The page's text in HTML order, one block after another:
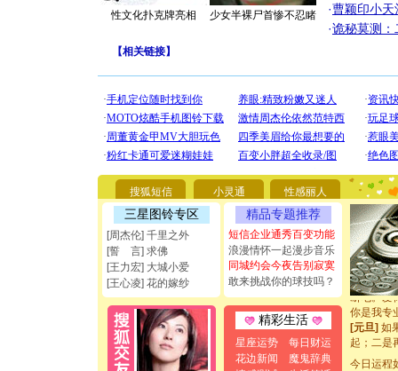
性文化扑克牌亮相 少女半裸尸首惨不忍睹
·曹颖印小天
·诡秘莫测：
【相关链接】
搜狐短信 小灵通 性感丽人
三星图铃专区
[周杰伦] 千里之外
[誓 言] 求佛
[王力宏] 大城小爱
[王心凌] 花的嫁纱
精品专题推荐
短信企业通秀百变功能
浪漫情怀一起漫步音乐
同城约会今夜告别寂寞
敢来挑战你的球技吗？
精彩生活
星座运势
每日财运
花边新闻
魔鬼辞典
[圣诞节]
要平安！
[圣诞节]
能正大光
都要快乐
[圣诞节]
如意,快
[元旦]看
断电。爱
你是我专
[元旦]如
起；二是
离。水晶
[元旦]当
今日运程